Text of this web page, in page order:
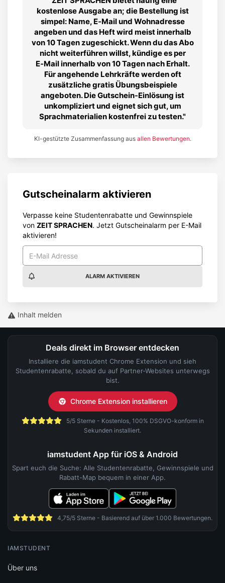
kostenlose Ausgabe an; die Bestellung ist
simpel: Name, E‑Mail und Wohnadresse
angeben und das Heft wird meist innerhalb
von 10 Tagen zugeschickt. Wenn du das Abo
nicht weiterführen willst, kündige es per
E‑Mail innerhalb von 10 Tagen nach Erhalt.
Für angehende Lehrkräfte werden oft
zusätzliche gratis Übungsbeispiele
angeboten. Die Gutschein-Einlösung ist
unkompliziert und eignet sich gut, um
Sprachmaterialien kostenfrei zu testen.
KI-gestützte Zusammenfassung aus allen Bewertungen.
Gutscheinalarm aktivieren
Verpasse keine Studentenrabatte und Gewinnspiele
von ZEIT SPRACHEN. Jetzt Gutscheinalarm per E-Mail
aktivieren!
ALARM AKTIVIEREN
Inhalt melden
Deals direkt im Browser entdecken
Installiere die iamstudent Chrome Extension und sieh
Studentenrabatte, sobald du auf Partner-Websites unterwegs
bist.
Chrome Extension installieren
5/5 Sterne - Kostenlos, 100% DSGVO-konform in
Sekunden installiert.
iamstudent App für iOS & Android
Spart euch die Suche: Alle Studentenrabatte, Gewinnspiele und
Rabatt-Map bequem in einer App.
4,75/5 Sterne - Basierend auf über 1.000 Bewertungen.
IAMSTUDENT
Über uns